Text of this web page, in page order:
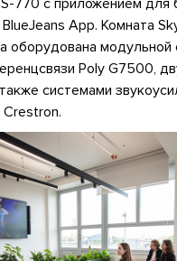
App. Комната
оборудована модульной
Poly G7500,
системами
Crestron.